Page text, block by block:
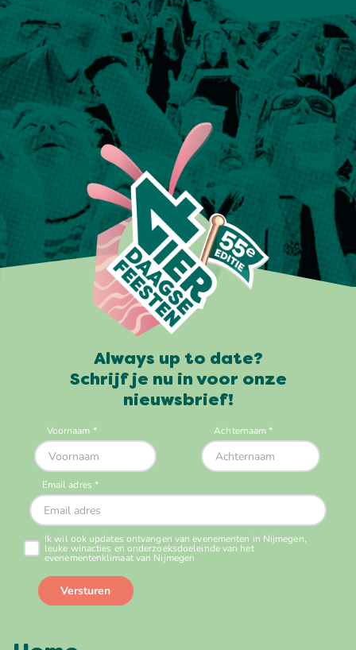
Always up to date?
Schrijf je nu in voor onze
nieuwsbrief!